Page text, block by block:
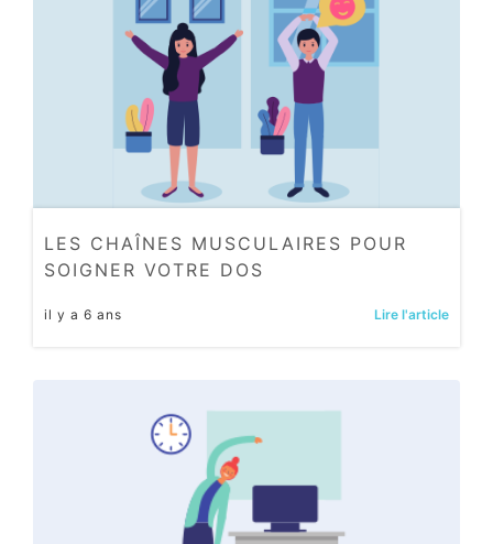
LES CHAÎNES MUSCULAIRES POUR
SOIGNER VOTRE DOS
il y a 6 ans Lire l'article